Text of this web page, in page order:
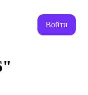
Войти